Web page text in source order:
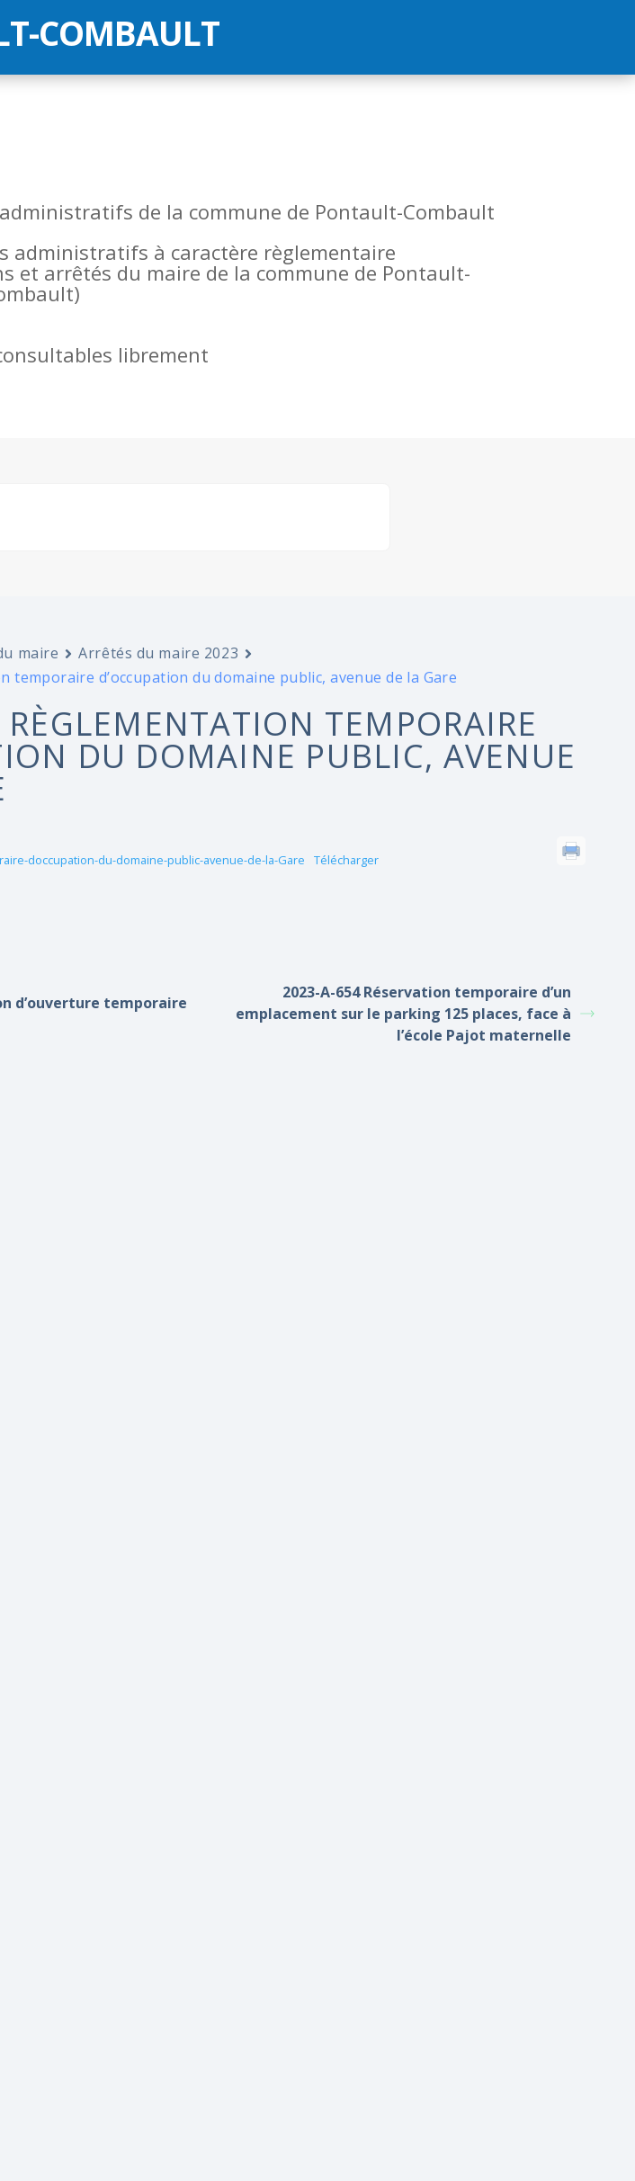
COMBAULT
de la commune de Pontault-Combault
administratifs à caractère règlementaire
et arrêtés du maire de la commune de Pontault-
librement
maire
Arrêtés du maire 2023
temporaire d’occupation du domaine public, avenue de la Gare
TEMPORAIRE
DU DOMAINE PUBLIC, AVENUE
doccupation-du-domaine-public-avenue-de-la-Gare Télécharger
d’ouverture temporaire
2023-A-654 Réservation temporaire d’un
emplacement sur le parking 125 places, face à
l’école Pajot maternelle